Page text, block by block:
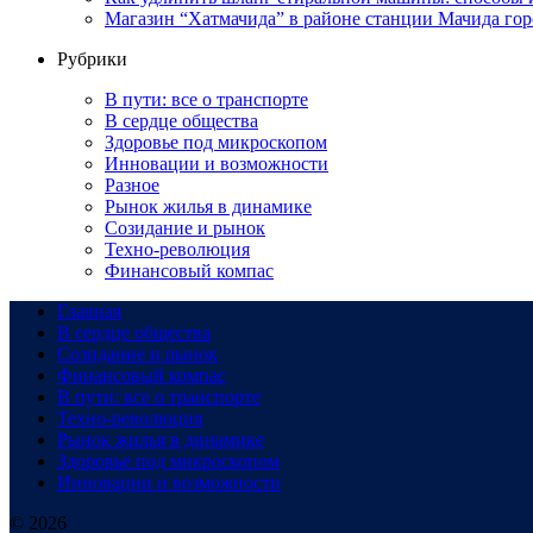
Магазин “Хатмачида” в районе станции Мачида
Рубрики
В пути: все о транспорте
В сердце общества
Здоровье под микроскопом
Инновации и возможности
Разное
Рынок жилья в динамике
Созидание и рынок
Техно-революция
Финансовый компас
Главная
В сердце общества
Созидание и рынок
Финансовый компас
В пути: все о транспорте
Техно-революция
Рынок жилья в динамике
Здоровье под микроскопом
Инновации и возможности
© 2026